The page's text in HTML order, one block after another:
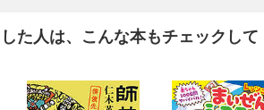
た人は、こんな本もチェックして